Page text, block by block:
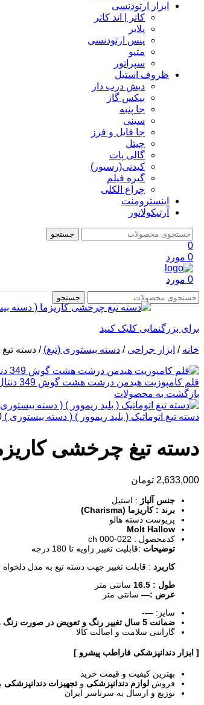
ابزار ارتودنسی
کاتر | اند کاتر
پلایر
پنس ارتودنسی
متیو
سپراتور
ظروف استیل
دیش درب دار
بیکس گاز
جا پنبه
سینی
جا فایل و فرز
چیتل
گالی پات
کیدنی(رسیور)
گیره فیلم
چراغ الکلی
اینسترومنت
آرتیکولاتور
جستجو
0
0 مورد
0 مورد
جستجو
برای بزرگنمایی کلیک کنید
خانه / ابزار جراحی / دسته بیستوری (تیغ) / دسته
قلم کامپوزیت هیدمن درشت هشت گوش 349 دنتال دیوایس
بازگشت به محصولات
دسته تیغ اتوماتیک ( بلید ریموور ) ( دسته بیستوری )
دسته تیغ چرخشی
2,633,000 تومان
جنس آلیاژ : استیل
برند : کاریزما (Charisma)
پریوست دسته هالو
Molt Hallow
کدمحصول : 022-000 ch
توضیحات :قابلیت تغییر زاویه تا 180 درجه
کاربرد : قابلت تغییر جهت دسته تیغ به مدل
طول : 16.5
سانتی متر
عرض :— سانتی متر
سایز: —-
ضمانت 5 سال تغییر رنگ و تعویض در صورت زنگ زدگی
گارانتی سلامت و اصالت کالا
[ ابزار دندانپزشکی فاراطب پیشرو ]
بهترین کیفیت و قیمت خرید
فروش لوازم دندانپزشکی و تجهیزات دندانپزشکی
توزیع و ارسال به سرتاسر ایران